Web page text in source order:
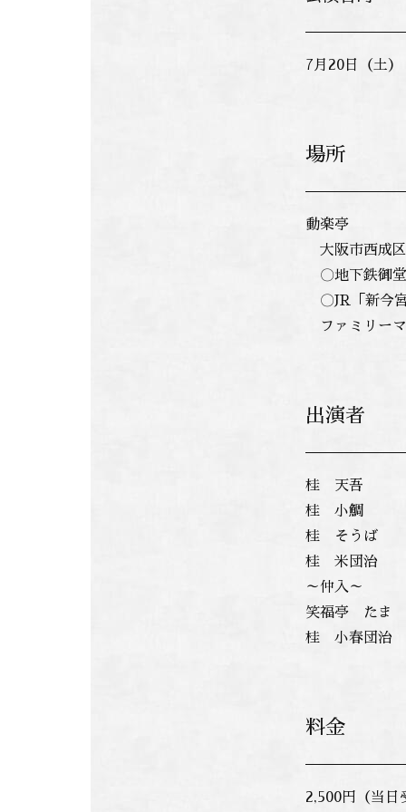
7月20日（土
場所
動楽亭
大阪市西成
〇地下鉄御
〇JR「新今
ファミリー
出演者
桂 天吾
桂 小鯛
桂 そうば
桂 米団治
～仲入～
笑福亭 たま
桂 小春団治
料金
2,500円（当日